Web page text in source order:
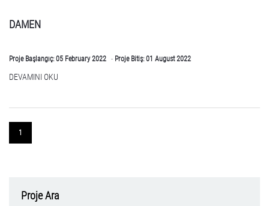
DAMEN
Proje Başlangıç:05 February 2022 Proje Bitiş:01 August 2022
DEVAMINI OKU
1
Proje Ara